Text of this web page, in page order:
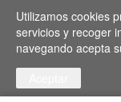
Pasar al contenido
Toggle high contrast
Utilizamos cookies
servicios y recoger
navegando acepta